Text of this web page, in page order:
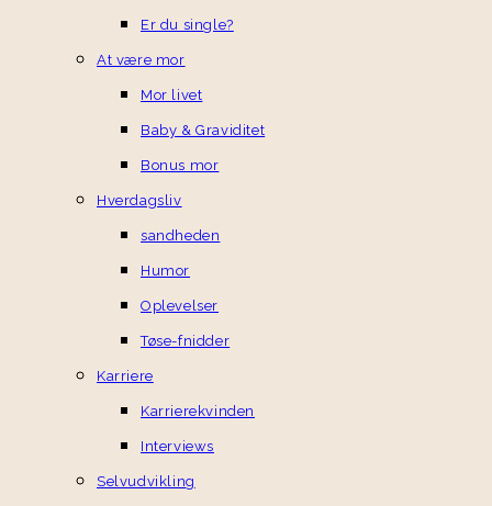
Er du single?
At være mor
Mor livet
Baby & Graviditet
Bonus mor
Hverdagsliv
sandheden
Humor
Oplevelser
Tøse-fnidder
Karriere
Karrierekvinden
Interviews
Selvudvikling